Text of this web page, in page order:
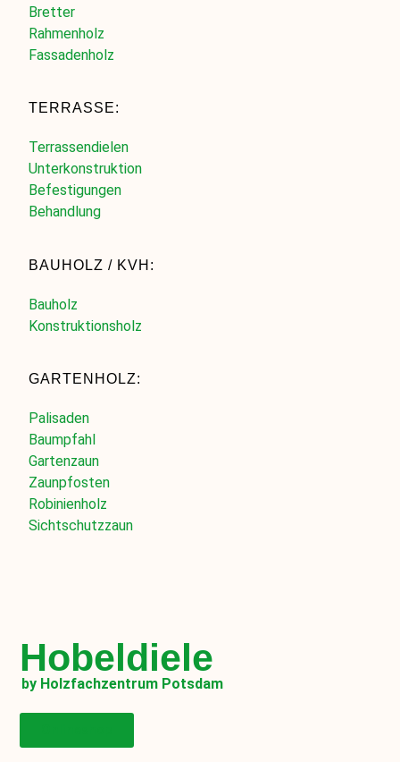
Bretter
Rahmenholz
Fassadenholz
TERRASSE:
Terrassendielen
Unterkonstruktion
Befestigungen
Behandlung
BAUHOLZ / KVH:
Bauholz
Konstruktionsholz
GARTENHOLZ:
Palisaden
Baumpfahl
Gartenzaun
Zaunpfosten
Robinienholz
Sichtschutzzaun
Hobeldiele
by Holzfachzentrum Potsdam